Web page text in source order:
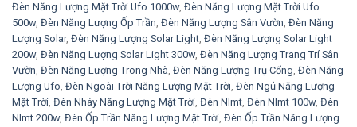
Đèn Năng Lượng Mặt Trời Ufo 1000w, Đèn Năng Lượng Mặt Trời Ufo
500w, Đèn Năng Lượng Ốp Trần, Đèn Năng Lượng Sân Vườn, Đèn Năng
Lượng Solar, Đèn Năng Lượng Solar Light, Đèn Năng Lượng Solar Light
200w, Đèn Năng Lượng Solar Light 300w, Đèn Năng Lượng Trang Trí Sân
Vườn, Đèn Năng Lượng Trong Nhà, Đèn Năng Lượng Trụ Cổng, Đèn Năng
Lượng Ufo, Đèn Ngoài Trời Năng Lượng Mặt Trời, Đèn Ngủ Năng Lượng
Mặt Trời, Đèn Nháy Năng Lượng Mặt Trời, Đèn Nlmt, Đèn Nlmt 100w, Đèn
Nlmt 200w, Đèn Ốp Trần Năng Lượng Mặt Trời, Đèn Ốp Trần Năng Lượng